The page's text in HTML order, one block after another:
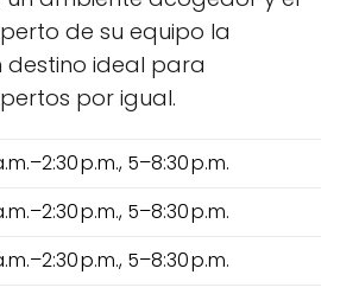
de su equipo la
destino ideal para
por igual.
p.m., 5–8:30 p.m.
p.m., 5–8:30 p.m.
p.m., 5–8:30 p.m.